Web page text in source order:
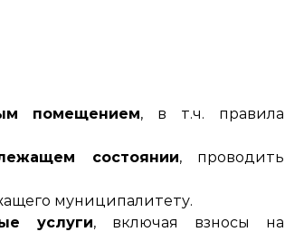
помещением, в т.ч. правила
состоянии, проводить
муниципалитету.
услуги, включая взносы на